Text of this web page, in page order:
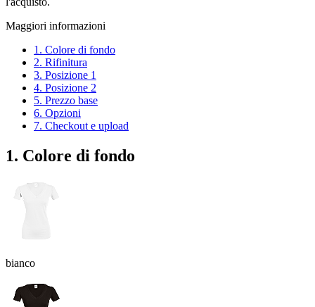
Maggiori informazioni
1. Colore di fondo
2. Rifinitura
3. Posizione 1
4. Posizione 2
5. Prezzo base
6. Opzioni
7. Checkout e upload
1. Colore di fondo
bianco